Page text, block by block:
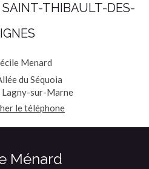
THIBAULT-DES-
Menard
du Séquoia
Lagny-sur-Marne
le téléphone
Ménard